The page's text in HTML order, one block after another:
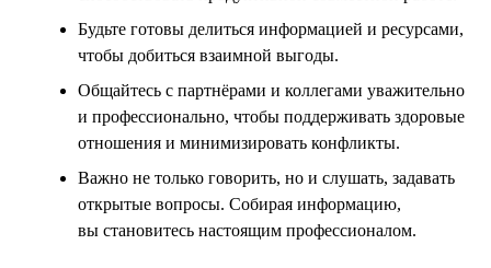
Будьте готовы делиться информацией и ресурсами,
чтобы добиться взаимной выгоды.
Общайтесь с партнёрами и коллегами уважительно
и профессионально, чтобы поддерживать здоровые
отношения и минимизировать конфликты.
Важно не только говорить, но и слушать, задавать
открытые вопросы. Собирая информацию,
вы становитесь настоящим профессионалом.